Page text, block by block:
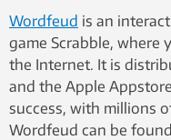
Wordfeud is an
game Scrabble, where
the Internet. It is
and the Apple
success, with millions
Wordfeud can be